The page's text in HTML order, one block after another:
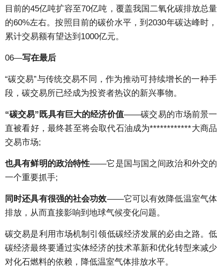
目前的45亿吨扩容至70亿吨，覆盖我国二氧化碳排放总量
的60%左右。按照目前的碳价水平，到2030年碳达峰时，
累计交易额有望达到1000亿元。
06—写在最后
“碳交易”与传统交易不同，作为推动可持续增长的一种手
段，碳交易所已经成为投资者热议的新兴事物。
“碳交易”既具有巨大的经济价值——碳交易的市场前景一
直被看好，最终甚至将会取代石油成为************大商品
交易市场;
也具有鲜明的政治特性——它是国与国之间政治和外交的
一个重要抓手;
同时还具有很强的社会功效——它可以有效降低温室气体
排放，从而直接影响到地球气候变化问题。
碳交易是利用市场机制引领低碳经济发展的必由之路。低
碳经济最终要通过实体经济的技术革新和优化转型来减少
对化石燃料的依赖，降低温室气体排放水平。